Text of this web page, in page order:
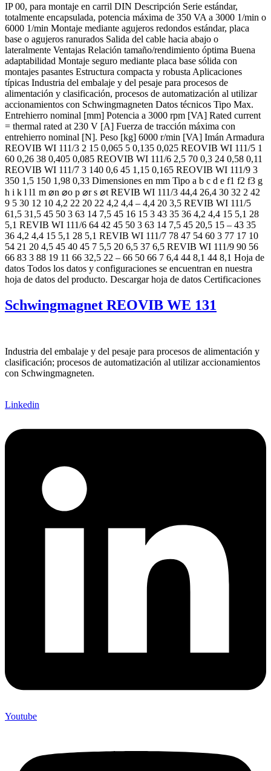
IP 00, para montaje en carril DIN Descripción Serie estándar,
totalmente encapsulada, potencia máxima de 350 VA a 3000 1/min o
6000 1/min Montaje mediante agujeros redondos estándar, placa
base o agujeros ranurados Salida del cable hacia abajo o
lateralmente Ventajas Relación tamaño/rendimiento óptima Buena
adaptabilidad Montaje seguro mediante placa base sólida con
montajes pasantes Estructura compacta y robusta Aplicaciones
típicas Industria del embalaje y del pesaje para procesos de
alimentación y clasificación, procesos de automatización al utilizar
accionamientos con Schwingmagneten Datos técnicos Tipo Max.
Entrehierro nominal [mm] Potencia a 3000 rpm [VA] Rated current
= thermal rated at 230 V [A] Fuerza de tracción máxima con
entrehierro nominal [N]. Peso [kg] 6000 r/min [VA] Imán Armadura
REOVIB WI 111/3 2 15 0,065 5 0,135 0,025 REOVIB WI 111/5 1
60 0,26 38 0,405 0,085 REOVIB WI 111/6 2,5 70 0,3 24 0,58 0,11
REOVIB WI 111/7 3 140 0,6 45 1,15 0,165 REOVIB WI 111/9 3
350 1,5 150 1,98 0,33 Dimensiones en mm Tipo a b c d e f1 f2 f3 g
h i k l l1 m ⌀n ⌀o p ⌀r s ⌀t REVIB WI 111/3 44,4 26,4 30 32 2 42
9 5 30 12 10 4,2 22 20 22 4,2 4,4 – 4,4 20 3,5 REVIB WI 111/5
61,5 31,5 45 50 3 63 14 7,5 45 16 15 3 43 35 36 4,2 4,4 15 5,1 28
5,1 REVIB WI 111/6 64 42 45 50 3 63 14 7,5 45 20,5 15 – 43 35
36 4,2 4,4 15 5,1 28 5,1 REVIB WI 111/7 78 47 54 60 3 77 17 10
54 21 20 4,5 45 40 45 7 5,5 20 6,5 37 6,5 REVIB WI 111/9 90 56
66 83 3 88 19 11 66 32,5 22 – 66 50 66 7 6,4 44 8,1 44 8,1 Hoja de
datos Todos los datos y configuraciones se encuentran en nuestra
hoja de datos del producto. Descargar hoja de datos Certificaciones
Schwingmagnet REOVIB WE 131
Industria del embalaje y del pesaje para procesos de alimentación y
clasificación; procesos de automatización al utilizar accionamientos
con Schwingmagneten.
Linkedin
Youtube